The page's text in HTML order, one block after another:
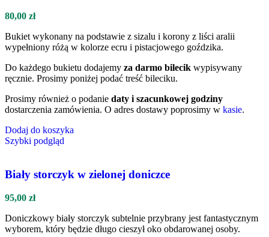
80,00 zł
Bukiet wykonany na podstawie z sizalu i korony z liści aralii
wypełniony różą w kolorze ecru i pistacjowego goździka.
Do każdego bukietu dodajemy za darmo bilecik wypisywany
ręcznie. Prosimy poniżej podać treść bileciku.
Prosimy również o podanie daty i szacunkowej godziny
dostarczenia zamówienia. O adres dostawy poprosimy w kasie.
Dodaj do koszyka
Szybki podgląd
Biały storczyk w zielonej doniczce
95,00 zł
Doniczkowy biały storczyk subtelnie przybrany jest fantastycznym
wyborem, który będzie długo cieszył oko obdarowanej osoby.